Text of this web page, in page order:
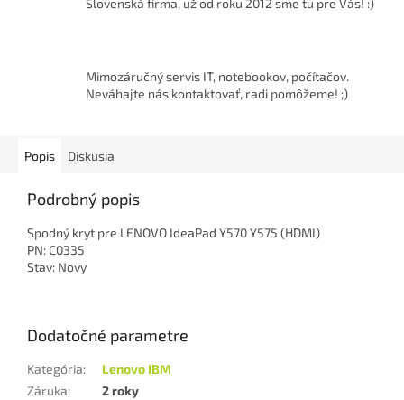
Slovenská firma, už od roku 2012 sme tu pre Vás! :)
Mimozáručný servis IT, notebookov, počítačov.
Neváhajte nás kontaktovať, radi pomôžeme! ;)
Popis Diskusia
Podrobný popis
Spodný kryt pre LENOVO IdeaPad Y570 Y575 (HDMI)
PN: C0335
Stav: Novy
Dodatočné parametre
Kategória:
Lenovo IBM
Záruka:
2 roky